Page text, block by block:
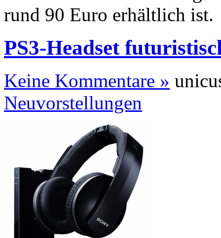
rund 90 Euro erhältlich ist.
PS3-Headset
Keine Kommentare »
Neuvorstellungen